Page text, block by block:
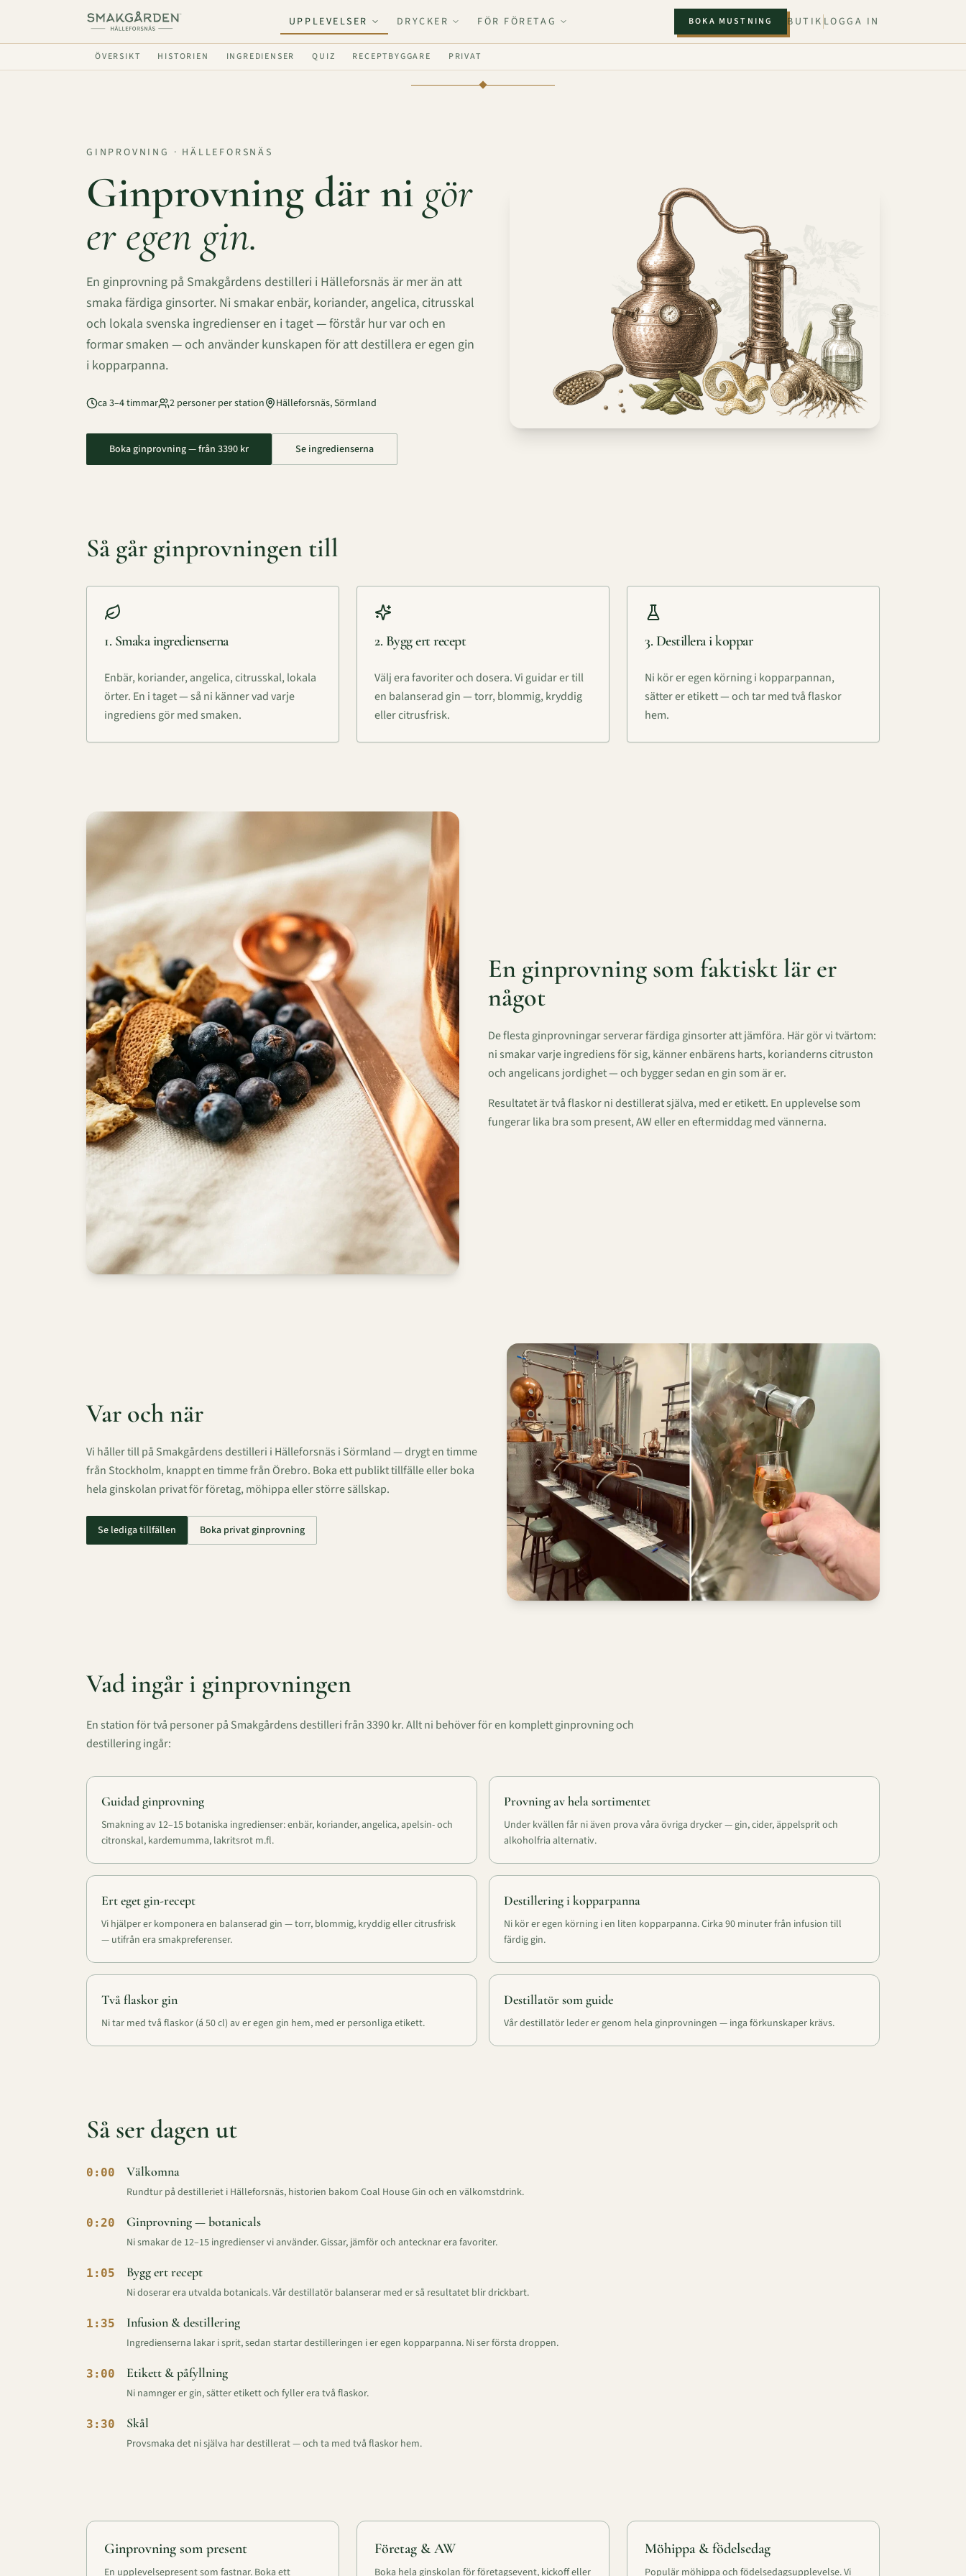
UPPLEVELSER DRYCKER FÖR FÖRETAG BOKA MUSTNING BUTIK LOGGA IN
ÖVERSIKT HISTORIEN INGREDIENSER QUIZ RECEPTBYGGARE PRIVAT
GINPROVNING · HÄLLEFORSNÄS
Ginprovning där ni gör
er egen gin.
En ginprovning på Smakgårdens destilleri i Hälleforsnäs är mer än att
smaka färdiga ginsorter. Ni smakar enbär, koriander, angelica, citrusskal
och lokala svenska ingredienser en i taget — förstår hur var och en
formar smaken — och använder kunskapen för att destillera er egen gin
i kopparpanna.
ca 3–4 timmar 2 personer per station Hälleforsnäs, Sörmland
Boka ginprovning — från 3390 kr Se ingredienserna
Så går ginprovningen till
1. Smaka ingredienserna
Enbär, koriander, angelica, citrusskal, lokala
örter. En i taget — så ni känner vad varje
ingrediens gör med smaken.
2. Bygg ert recept
Välj era favoriter och dosera. Vi guidar er till
en balanserad gin — torr, blommig, kryddig
eller citrusfrisk.
3. Destillera i koppar
Ni kör er egen körning i kopparpannan,
sätter er etikett — och tar med två flaskor
hem.
En ginprovning som faktiskt lär er
något
De flesta ginprovningar serverar färdiga ginsorter att jämföra. Här gör vi tvärtom:
ni smakar varje ingrediens för sig, känner enbärens harts, korianderns citruston
och angelicans jordighet — och bygger sedan en gin som är er.
Resultatet är två flaskor ni destillerat själva, med er etikett. En upplevelse som
fungerar lika bra som present, AW eller en eftermiddag med vännerna.
Var och när
Vi håller till på Smakgårdens destilleri i Hälleforsnäs i Sörmland — drygt en timme
från Stockholm, knappt en timme från Örebro. Boka ett publikt tillfälle eller boka
hela ginskolan privat för företag, möhippa eller större sällskap.
Se lediga tillfällen Boka privat ginprovning
Vad ingår i ginprovningen
En station för två personer på Smakgårdens destilleri från3390kr. Allt ni behöver för en komplett ginprovning och
destillering ingår:
Guidad ginprovning
Smakning av 12–15 botaniska ingredienser: enbär, koriander, angelica, apelsin- och
citronskal, kardemumma, lakritsrot m.fl.
Provning av hela sortimentet
Under kvällen får ni även prova våra övriga drycker — gin, cider, äppelsprit och
alkoholfria alternativ.
Ert eget gin-recept
Vi hjälper er komponera en balanserad gin — torr, blommig, kryddig eller citrusfrisk
— utifrån era smakpreferenser.
Destillering i kopparpanna
Ni kör er egen körning i en liten kopparpanna. Cirka 90 minuter från infusion till
färdig gin.
Två flaskor gin
Ni tar med två flaskor (á 50 cl) av er egen gin hem, med er personliga etikett.
Destillatör som guide
Vår destillatör leder er genom hela ginprovningen — inga förkunskaper krävs.
Så ser dagen ut
0:00 Välkomna
Rundtur på destilleriet i Hälleforsnäs, historien bakom Coal House Gin och en välkomstdrink.
0:20 Ginprovning — botanicals
Ni smakar de 12–15 ingredienser vi använder. Gissar, jämför och antecknar era favoriter.
1:05 Bygg ert recept
Ni doserar era utvalda botanicals. Vår destillatör balanserar med er så resultatet blir drickbart.
1:35 Infusion & destillering
Ingredienserna lakar i sprit, sedan startar destilleringen i er egen kopparpanna. Ni ser första droppen.
3:00 Etikett & påfyllning
Ni namnger er gin, sätter etikett och fyller era två flaskor.
3:30 Skål
Provsmaka det ni själva har destillerat — och ta med två flaskor hem.
Ginprovning som present
En upplevelsepresent som fastnar. Boka ett
Företag & AW
Boka hela ginskolan för företagsevent, kickoff eller
Möhippa & födelsedag
Populär möhippa och födelsedagsupplevelse. Vi